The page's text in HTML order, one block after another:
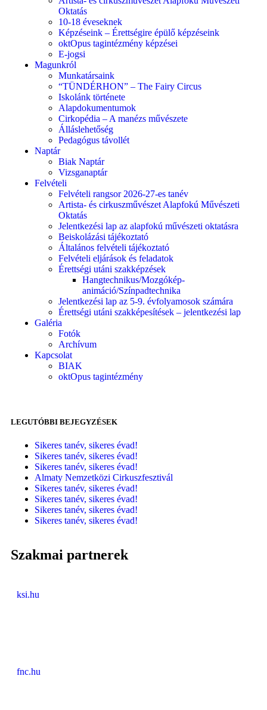
Oktatás
10-18 éveseknek
Képzéseink – Érettségire épülő képzéseink
oktOpus tagintézmény képzései
E-jogsi
Magunkról
Munkatársaink
“TÜNDÉRHON” – The Fairy Circus
Iskolánk története
Alapdokumentumok
Cirkopédia – A manézs művészete
Álláslehetőség
Pedagógus távollét
Naptár
Biak Naptár
Vizsganaptár
Felvételi
Felvételi rangsor 2026-27-es tanév
Artista- és cirkuszművészet Alapfokú Művészeti
Oktatás
Jelentkezési lap az alapfokú művészeti oktatásra
Beiskolázási tájékoztató
Általános felvételi tájékoztató
Felvételi eljárások és feladatok
Érettségi utáni szakképzések
Hangtechnikus/Mozgókép-
animáció/Színpadtechnika
Jelentkezési lap az 5-9. évfolyamosok számára
Érettségi utáni szakképesítések – jelentkezési lap
Galéria
Fotók
Archívum
Kapcsolat
BIAK
oktOpus tagintézmény
LEGUTÓBBI BEJEGYZÉSEK
Sikeres tanév, sikeres évad!
Sikeres tanév, sikeres évad!
Sikeres tanév, sikeres évad!
Almaty Nemzetközi Cirkuszfesztivál
Sikeres tanév, sikeres évad!
Sikeres tanév, sikeres évad!
Sikeres tanév, sikeres évad!
Sikeres tanév, sikeres évad!
Szakmai partnerek
ksi.hu
fnc.hu